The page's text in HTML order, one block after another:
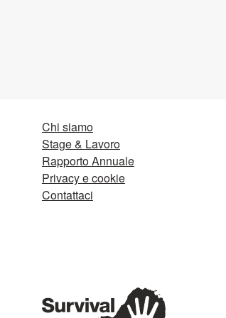
Chi siamo
Stage & Lavoro
Rapporto Annuale
Privacy e cookie
Contattaci